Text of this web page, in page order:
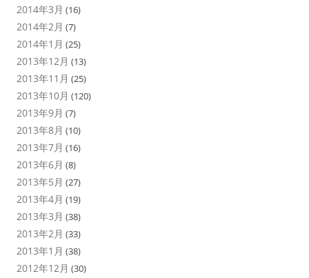
2014年3月 (16)
2014年2月 (7)
2014年1月 (25)
2013年12月 (13)
2013年11月 (25)
2013年10月 (120)
2013年9月 (7)
2013年8月 (10)
2013年7月 (16)
2013年6月 (8)
2013年5月 (27)
2013年4月 (19)
2013年3月 (38)
2013年2月 (33)
2013年1月 (38)
2012年12月 (30)